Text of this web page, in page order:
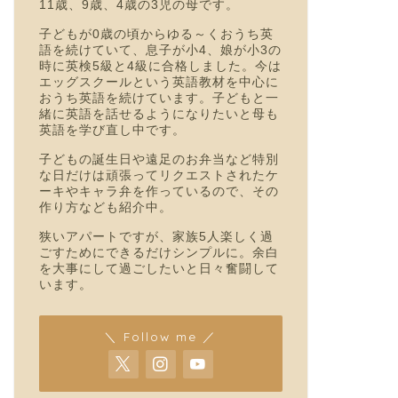
11歳、9歳、4歳の3児の母です。
子どもが0歳の頃からゆる～くおうち英
語を続けていて、息子が小4、娘が小3の
時に英検5級と4級に合格しました。今は
エッグスクールという英語教材を中心に
おうち英語を続けています。子どもと一
緒に英語を話せるようになりたいと母も
英語を学び直し中です。
子どもの誕生日や遠足のお弁当など特別
な日だけは頑張ってリクエストされたケ
ーキやキャラ弁を作っているので、その
作り方なども紹介中。
狭いアパートですが、家族5人楽しく過
ごすためにできるだけシンプルに。余白
を大事にして過ごしたいと日々奮闘して
います。
＼ Follow me ／